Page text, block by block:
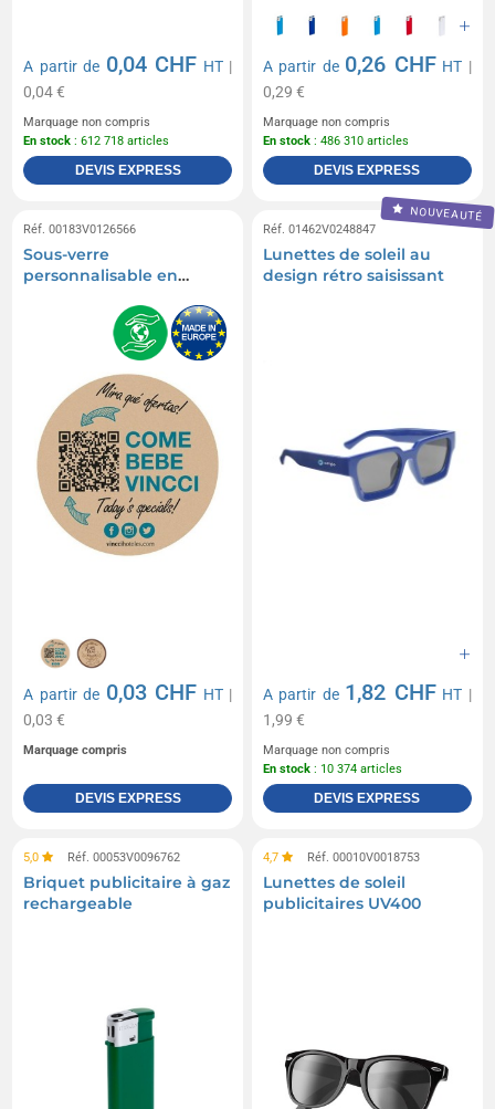
A partir de 0,04 CHF HT|
0,04 €
Marquage non compris
En stock : 612 718 articles
DEVIS EXPRESS
A partir de 0,26 CHF HT |
0,29 €
Marquage non compris
En stock : 486 310 articles
DEVIS EXPRESS
Réf. 00183V0126566
Sous-verre
personnalisable en
A partir de 0,03 CHF HT|
0,03 €
Marquage compris
DEVIS EXPRESS
NOUVEAUTÉ
Réf. 01462V0248847
Lunettes de soleil au
design rétro saisissant
A partir de 1,82 CHF HT |
1,99 €
Marquage non compris
En stock : 10 374 articles
DEVIS EXPRESS
5,0 Réf. 00053V0096762
Briquet publicitaire à gaz
rechargeable
4,7 Réf. 00010V0018753
Lunettes de soleil
publicitaires UV400